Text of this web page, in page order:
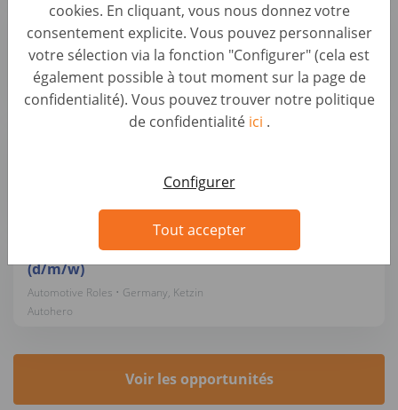
cookies. En cliquant, vous nous donnez votre
consentement explicite. Vous pouvez personnaliser
votre sélection via la fonction "Configurer" (cela est
également possible à tout moment sur la page de
confidentialité). Vous pouvez trouver notre politique
de confidentialité ici .
Configurer
Tout accepter
Mobiler KFZ-Trainer / Lackierer / Meister für
Lackiererei (d/m/w)
Automotive Roles • Germany, Berlin
Autohero
KFZ-Mechatroniker / Meister (m/w/d) – Pkw-
Automotive Roles • Germany, Ketzin
Senior KFZ Mechatroniker / Fahrzeugbewerter
(d/m/w)
Automotive Roles • Germany, Ketzin
Autohero
Voir les opportunités